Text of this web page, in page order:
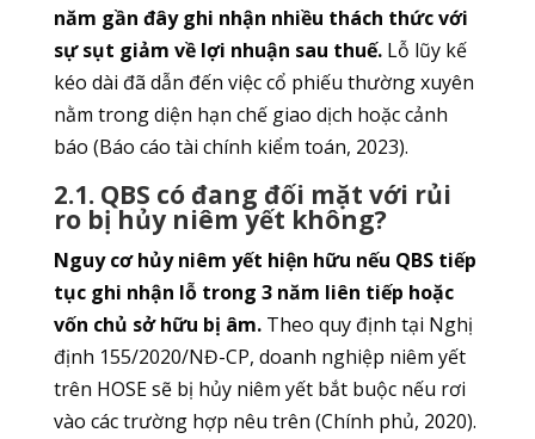
năm gần đây ghi nhận nhiều thách thức với
sự sụt giảm về lợi nhuận sau thuế.Lỗ lũy kế
kéo dài đã dẫn đến việc cổ phiếu thường xuyên
nằm trong diện hạn chế giao dịch hoặc cảnh
báo (Báo cáo tài chính kiểm toán, 2023).
2.1. QBS có đang đối mặt với rủi
ro bị hủy niêm yết không?
Nguy cơ hủy niêm yết hiện hữu nếu QBS tiếp
tục ghi nhận lỗ trong 3 năm liên tiếp hoặc
vốn chủ sở hữu bị âm.Theo quy định tại Nghị
định 155/2020/NĐ-CP, doanh nghiệp niêm yết
trên HOSE sẽ bị hủy niêm yết bắt buộc nếu rơi
vào các trường hợp nêu trên (Chính phủ, 2020).